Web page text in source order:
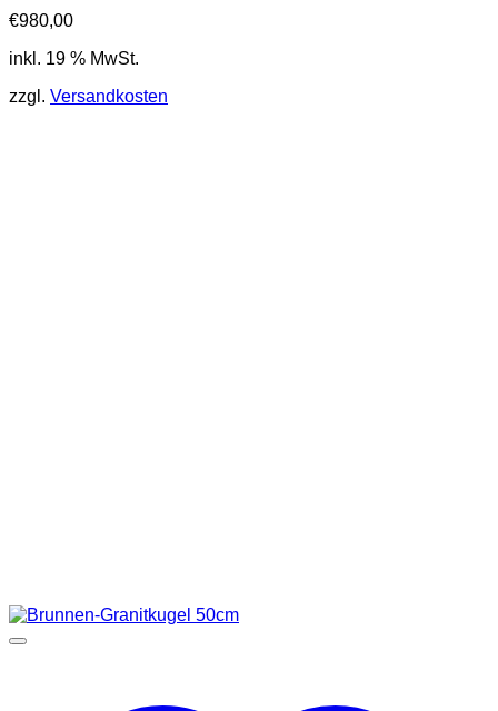
€980,00
inkl. 19 % MwSt.
zzgl. Versandkosten